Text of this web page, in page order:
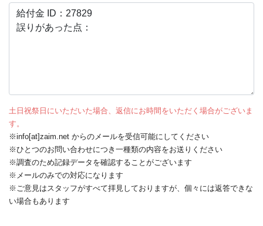
土日祝祭日にいただいた場合、返信にお時間をいただく場合がございま
す。
※info[at]zaim.net からのメールを受信可能にしてください
※ひとつのお問い合わせにつき一種類の内容をお送りください
※調査のため記録データを確認することがございます
※メールのみでの対応になります
※ご意見はスタッフがすべて拝見しておりますが、個々には返答できな
い場合もあります